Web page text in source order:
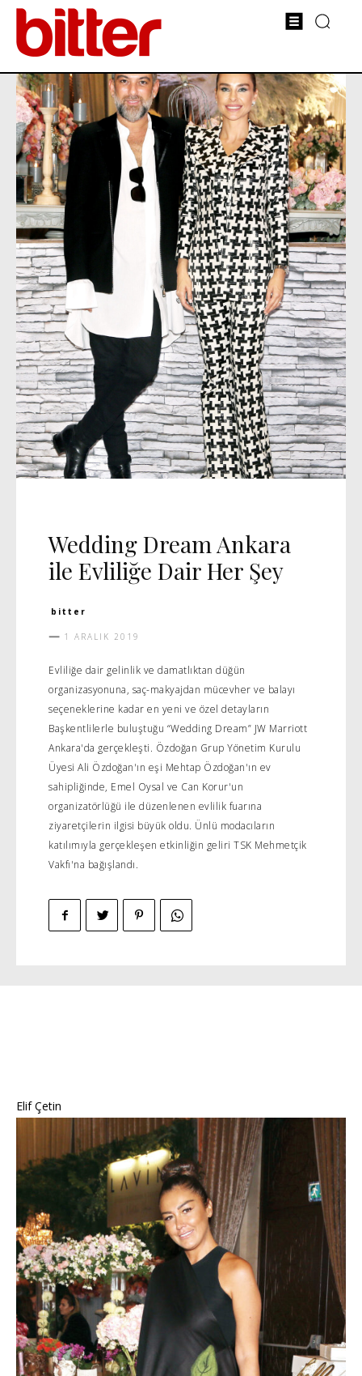
Wedding Dream Ankara
ile Evliliğe Dair Her Şey
bitter
1 ARALIK 2019
Evliliğe dair gelinlik ve damatlıktan düğün
organizasyonuna, saç-makyajdan mücevher ve balayı
seçeneklerine kadar en yeni ve özel detayların
Başkentlilerle buluştuğu “Wedding Dream” JW Marriott
Ankara'da gerçekleşti. Özdoğan Grup Yönetim Kurulu
Üyesi Ali Özdoğan'ın eşi Mehtap Özdoğan'ın ev
sahipliğinde, Emel Oysal ve Can Korur'un
organizatörlüğü ile düzenlenen evlilik fuarına
ziyaretçilerin ilgisi büyük oldu. Ünlü modacıların
katılımıyla gerçekleşen etkinliğin geliri TSK Mehmetçik
Vakfı'na bağışlandı.
Elif Çetin